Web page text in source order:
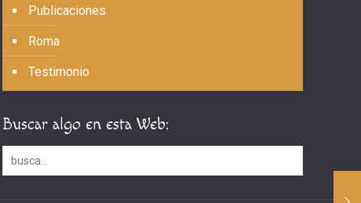
Publicaciones
Roma
Testimonio
Buscar algo en esta Web: